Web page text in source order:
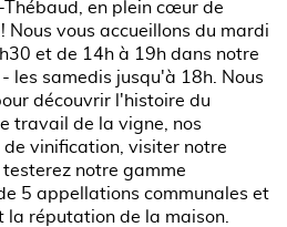
en plein cœur de
Nous vous accueillons du mardi
et de 14h à 19h dans notre
les samedis jusqu'à 18h. Nous
découvrir l'histoire du
travail de la vigne, nos
vinification, visiter notre
notre gamme
5 appellations communales et
la réputation de la maison.